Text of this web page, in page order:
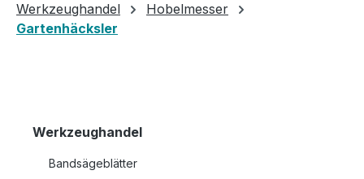
Werkzeughandel
Hobelmesser
Gartenhäcksler
Werkzeughandel
Bandsägeblätter